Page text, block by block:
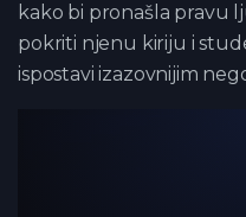
kako bi pronašla pravu
pokriti njenu kiriju i
ispostavi izazovnijim